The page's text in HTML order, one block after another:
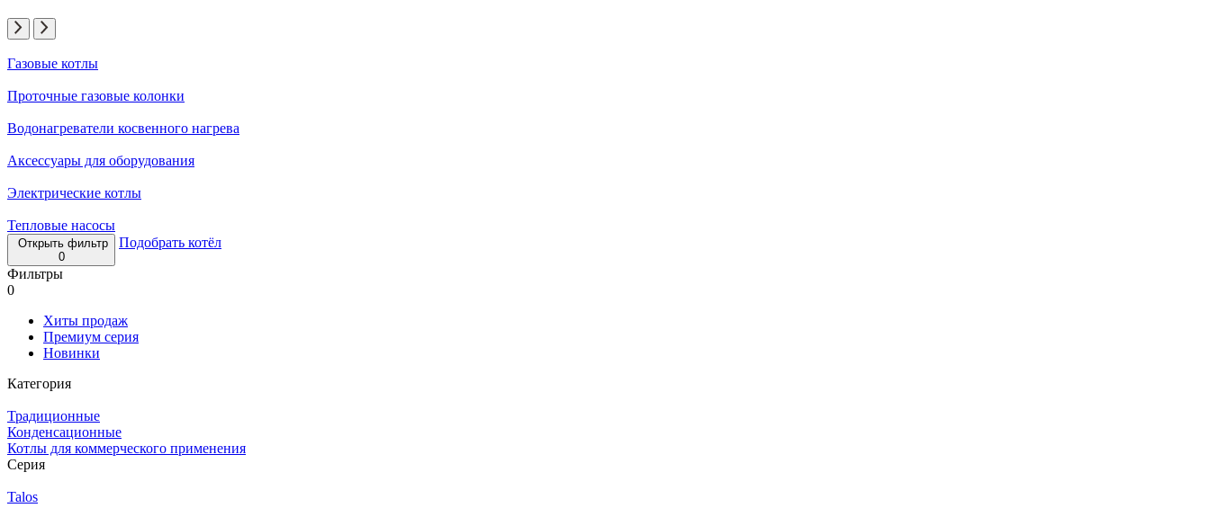
Газовые котлы
Проточные газовые колонки
Водонагреватели косвенного нагрева
Аксессуары для оборудования
Электрические котлы
Тепловые насосы
Открыть фильтр
0
Подобрать котёл
Фильтры
0
Хиты продаж
Премиум серия
Новинки
Категория
Традиционные
Конденсационные
Котлы для коммерческого применения
Серия
Talos